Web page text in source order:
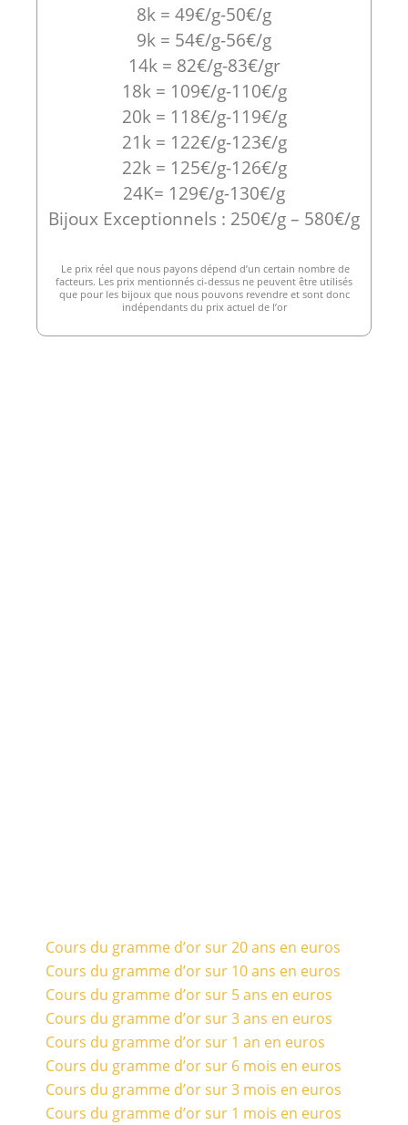
8k = 49€/g-50€/g
9k = 54€/g-56€/g
14k = 82€/g-83€/gr
18k = 109€/g-110€/g
20k = 118€/g-119€/g
21k = 122€/g-123€/g
22k = 125€/g-126€/g
24K= 129€/g-130€/g
Bijoux Exceptionnels : 250€/g – 580€/g
Le prix réel que nous payons dépend d’un certain nombre de
facteurs. Les prix mentionnés ci-dessus ne peuvent être utilisés
que pour les bijoux que nous pouvons revendre et sont donc
indépendants du prix actuel de l’or
Cours du gramme d’or sur 20 ans en euros
Cours du gramme d’or sur 10 ans en euros
Cours du gramme d’or sur 5 ans en euros
Cours du gramme d’or sur 3 ans en euros
Cours du gramme d’or sur 1 an en euros
Cours du gramme d’or sur 6 mois en euros
Cours du gramme d’or sur 3 mois en euros
Cours du gramme d’or sur 1 mois en euros